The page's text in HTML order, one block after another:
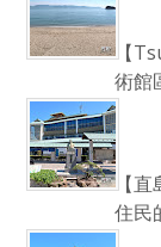
【
術館
【直
住民